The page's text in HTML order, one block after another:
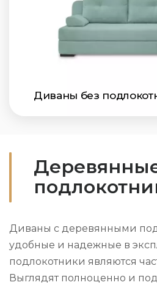
Диваны без
Диваны с деревянными
удобные и надежные в
подлокотники являются
Выглядят полноценно и